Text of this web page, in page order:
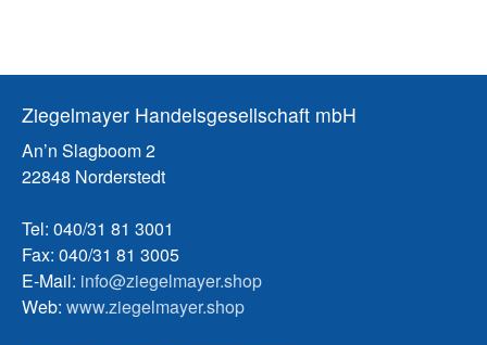
Ziegelmayer Handelsgesellschaft mbH
An’n Slagboom 2
22848 Norderstedt
Tel: 040/31 81 3001
Fax: 040/31 81 3005
E-Mail: info@ziegelmayer.shop
Web: www.ziegelmayer.shop